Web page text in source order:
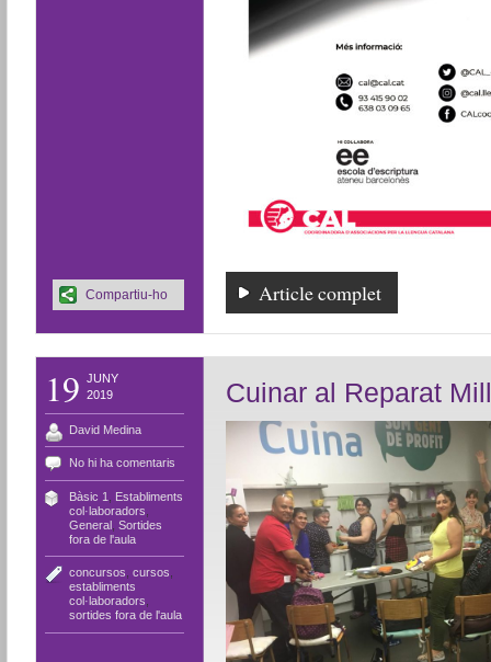
Article complet
Compartiu-ho
19 JUNY
2019
David Medina
No hi ha comentaris
Bàsic 1
Establiments
col·laboradors
General, Sortides
fora de l'aula
concursos cursos
establiments
col·laboradors
sortides fora de l'aula
Cuinar al Reparat